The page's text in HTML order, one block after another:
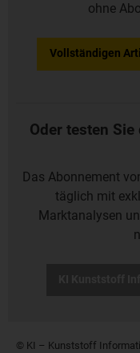
ohne
Vollständigen
Oder testen
Das Abonnement
täglich mit
Marktanalysen
© KI – Kunststoff